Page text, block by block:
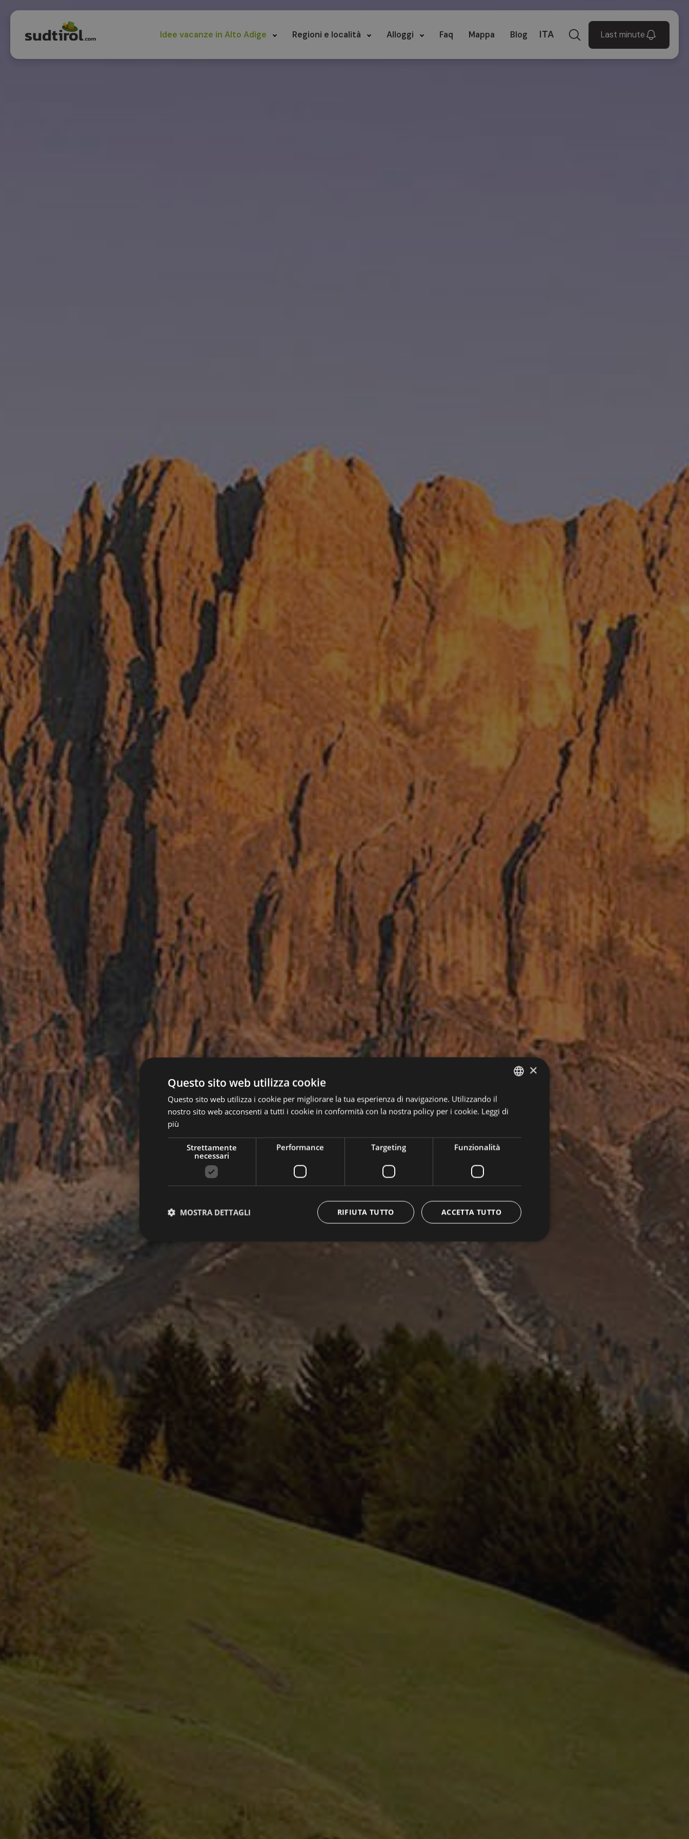
Idee vacanze in Alto Adige Regioni e località Alloggi Faq Mappa Blog ITA Last minute
GERMAN
×
Questo sito web utilizza cookie
Questo sito web utilizza i cookie per migliorare la tua esperienza di navigazione. Utilizzando il
nostro sito web acconsenti a tutti i cookie in conformità con la nostra policy per i cookie. Leggi di
più
Strettamente
necessari
Performance Targeting Funzionalità
ACCETTA TUTTO
RIFIUTA TUTTO
MOSTRA DETTAGLI